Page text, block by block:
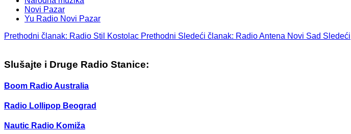
Novi Pazar
Yu Radio Novi Pazar
Prethodni članak: Radio Stil Kostolac Prethodni Sledeći članak: Radio Antena Novi Sad Sledeći
Slušajte i Druge Radio Stanice:
Boom Radio Australia
Radio Lollipop Beograd
Nautic Radio Komiža